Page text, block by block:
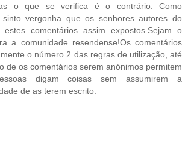
o que se verifica é o contrário. Como
sinto vergonha que os senhores autores do
estes comentários assim expostos.Sejam o
a comunidade resendense!Os comentários
o número 2 das regras de utilização, até
de os comentários serem anónimos permitem
digam coisas sem assumirem a
de as terem escrito.